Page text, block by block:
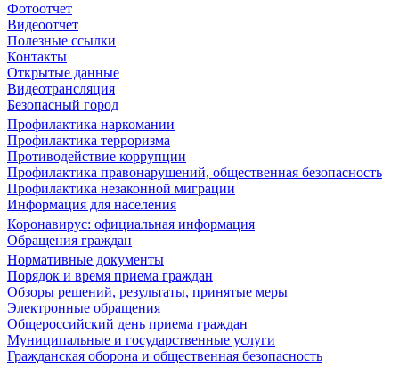
Фотоотчет
Видеоотчет
Полезные ссылки
Контакты
Открытые данные
Видеотрансляция
Безопасный город
Профилактика наркомании
Профилактика терроризма
Противодействие коррупции
Профилактика правонарушений, общественная безопасность
Профилактика незаконной миграции
Информация для населения
Коронавирус: официальная информация
Обращения граждан
Нормативные документы
Порядок и время приема граждан
Обзоры решений, результаты, принятые меры
Электронные обращения
Общероссийский день приема граждан
Муниципальные и государственные услуги
Гражданская оборона и общественная безопасность